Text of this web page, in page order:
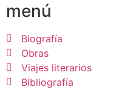
menú
Biografía
Obras
Viajes literarios
Bibliografía